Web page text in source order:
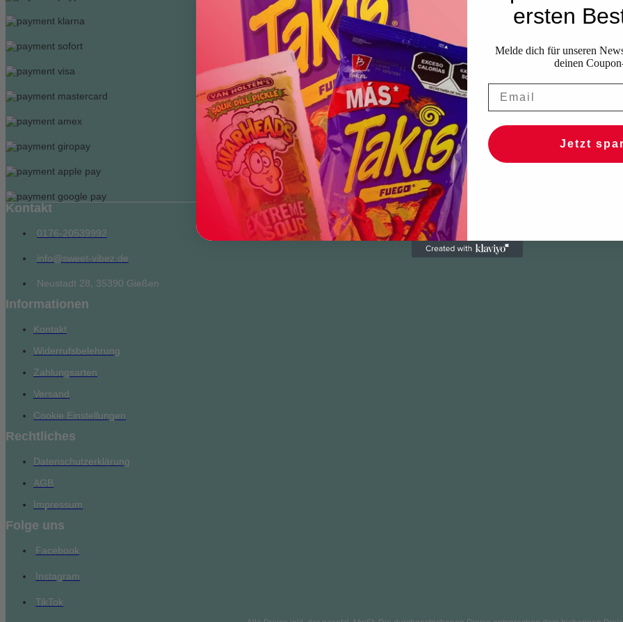
Kontakt
0176-20539992
info@sweet-vibez.de
Neustadt 28, 35390 Gießen
Informationen
Kontakt
Widerrufsbelehrung
Zahlungsarten
Versand
Cookie Einstellungen
Rechtliches
Datenschutzerklärung
AGB
Impressum
Folge uns
Facebook
Instagram
TikTok
ersten
Melde dich für unseren
deinen
Jetzt